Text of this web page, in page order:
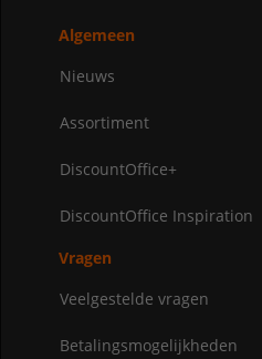
Algemeen
Nieuws
Assortiment
DiscountOffice+
DiscountOffice Inspiration
Vragen
Veelgestelde vragen
Betalingsmogelijkheden